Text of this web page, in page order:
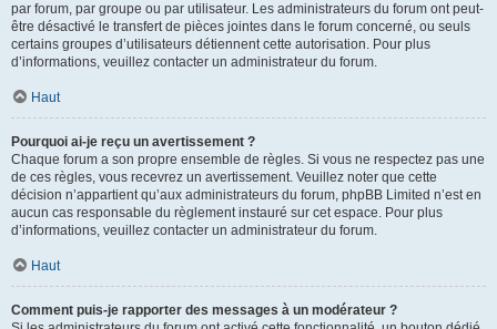
par forum, par groupe ou par utilisateur. Les administrateurs du forum ont peut-
être désactivé le transfert de pièces jointes dans le forum concerné, ou seuls
certains groupes d’utilisateurs détiennent cette autorisation. Pour plus
d’informations, veuillez contacter un administrateur du forum.
Haut
Pourquoi ai-je reçu un avertissement ?
Chaque forum a son propre ensemble de règles. Si vous ne respectez pas une
de ces règles, vous recevrez un avertissement. Veuillez noter que cette
décision n’appartient qu’aux administrateurs du forum, phpBB Limited n’est en
aucun cas responsable du règlement instauré sur cet espace. Pour plus
d’informations, veuillez contacter un administrateur du forum.
Haut
Comment puis-je rapporter des messages à un modérateur ?